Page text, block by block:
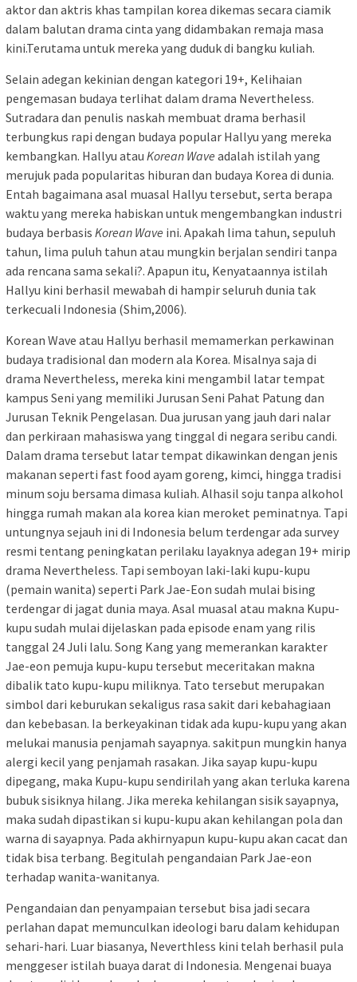
aktor dan aktris khas tampilan korea dikemas secara ciamik
dalam balutan drama cinta yang didambakan remaja masa
kini.Terutama untuk mereka yang duduk di bangku kuliah.
Selain adegan kekinian dengan kategori 19+, Kelihaian
pengemasan budaya terlihat dalam drama Nevertheless.
Sutradara dan penulis naskah membuat drama berhasil
terbungkus rapi dengan budaya popular Hallyu yang mereka
kembangkan. Hallyu atau Korean Wave adalah istilah yang
merujuk pada popularitas hiburan dan budaya Korea di dunia.
Entah bagaimana asal muasal Hallyu tersebut, serta berapa
waktu yang mereka habiskan untuk mengembangkan industri
budaya berbasis Korean Wave ini. Apakah lima tahun, sepuluh
tahun, lima puluh tahun atau mungkin berjalan sendiri tanpa
ada rencana sama sekali?. Apapun itu, Kenyataannya istilah
Hallyu kini berhasil mewabah di hampir seluruh dunia tak
terkecuali Indonesia (Shim,2006).
Korean Wave atau Hallyu berhasil memamerkan perkawinan
budaya tradisional dan modern ala Korea. Misalnya saja di
drama Nevertheless, mereka kini mengambil latar tempat
kampus Seni yang memiliki Jurusan Seni Pahat Patung dan
Jurusan Teknik Pengelasan. Dua jurusan yang jauh dari nalar
dan perkiraan mahasiswa yang tinggal di negara seribu candi.
Dalam drama tersebut latar tempat dikawinkan dengan jenis
makanan seperti fast food ayam goreng, kimci, hingga tradisi
minum soju bersama dimasa kuliah. Alhasil soju tanpa alkohol
hingga rumah makan ala korea kian meroket peminatnya. Tapi
untungnya sejauh ini di Indonesia belum terdengar ada survey
resmi tentang peningkatan perilaku layaknya adegan 19+ mirip
drama Nevertheless. Tapi semboyan laki-laki kupu-kupu
(pemain wanita) seperti Park Jae-Eon sudah mulai bising
terdengar di jagat dunia maya. Asal muasal atau makna Kupu-
kupu sudah mulai dijelaskan pada episode enam yang rilis
tanggal 24 Juli lalu. Song Kang yang memerankan karakter
Jae-eon pemuja kupu-kupu tersebut meceritakan makna
dibalik tato kupu-kupu miliknya. Tato tersebut merupakan
simbol dari keburukan sekaligus rasa sakit dari kebahagiaan
dan kebebasan. Ia berkeyakinan tidak ada kupu-kupu yang akan
melukai manusia penjamah sayapnya. sakitpun mungkin hanya
alergi kecil yang penjamah rasakan. Jika sayap kupu-kupu
dipegang, maka Kupu-kupu sendirilah yang akan terluka karena
bubuk sisiknya hilang. Jika mereka kehilangan sisik sayapnya,
maka sudah dipastikan si kupu-kupu akan kehilangan pola dan
warna di sayapnya. Pada akhirnyapun kupu-kupu akan cacat dan
tidak bisa terbang. Begitulah pengandaian Park Jae-eon
terhadap wanita-wanitanya.
Pengandaian dan penyampaian tersebut bisa jadi secara
perlahan dapat memunculkan ideologi baru dalam kehidupan
sehari-hari. Luar biasanya, Neverthless kini telah berhasil pula
menggeser istilah buaya darat di Indonesia. Mengenai buaya